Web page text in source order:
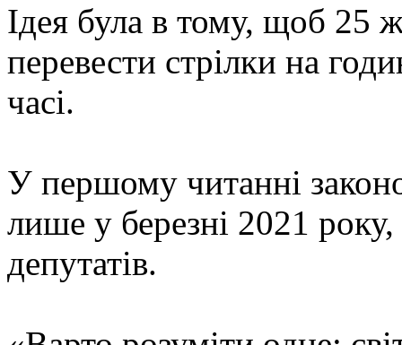
Ідея була в тому, щоб 25
перевести стрілки на
часі.
У першому читанні
лише у березні 2021
депутатів.